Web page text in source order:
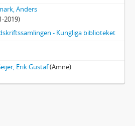
Anders
2019)
- Kungliga biblioteket
Erik Gustaf(Ämne)